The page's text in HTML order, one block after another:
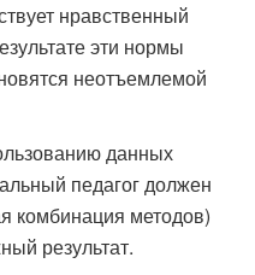
нравственный
эти нормы
неотъемлемой
данных
педагог должен
комбинация методов)
результат.